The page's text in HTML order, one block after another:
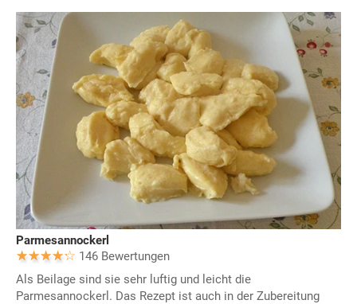
Parmesannockerl
146 Bewertungen
Als Beilage sind sie sehr luftig und leicht die
Parmesannockerl. Das Rezept ist auch in der Zubereitung